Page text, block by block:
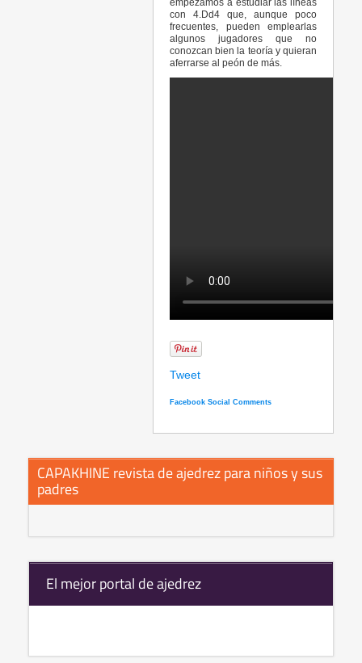
empezamos a estudiar las líneas
con 4.Dd4 que, aunque poco
frecuentes, pueden emplearlas
algunos jugadores que no
conozcan bien la teoría y quieran
aferrarse al peón de más.
Tweet
Facebook Social Comments
CAPAKHINE revista de ajedrez para niños y sus
padres
El mejor portal de ajedrez